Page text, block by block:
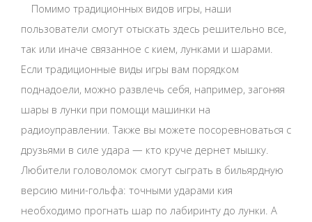
Помимо традиционных видов игры, наши
пользователи смогут отыскать здесь решительно все,
так или иначе связанное с кием, лунками и шарами.
Если традиционные виды игры вам порядком
поднадоели, можно развлечь себя, например, загоняя
шары в лунки при помощи машинки на
радиоуправлении. Также вы можете посоревноваться с
друзьями в силе удара — кто круче дернет мышку.
Любители головоломок смогут сыграть в бильярдную
версию мини-гольфа: точными ударами кия
необходимо прогнать шар по лабиринту до лунки. А